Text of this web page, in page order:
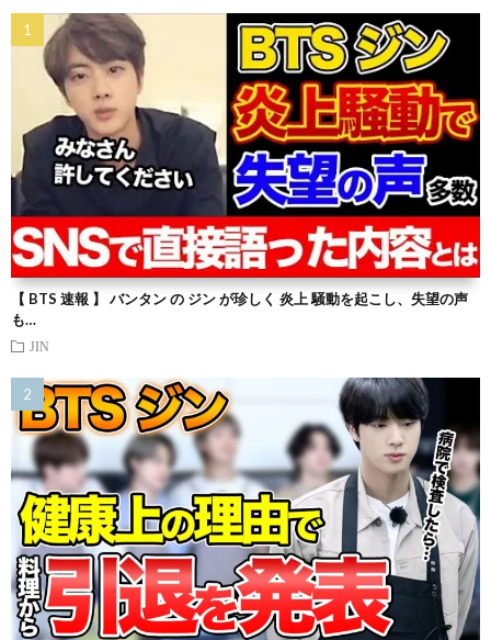
【 BTS 速報 】 バンタン の ジン が珍しく 炎上 騒動を起こし、失望の声
も…
JIN